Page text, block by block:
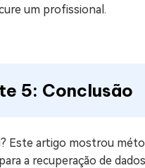
um profissional.
5: Conclusão
Este artigo mostrou
a recuperação de